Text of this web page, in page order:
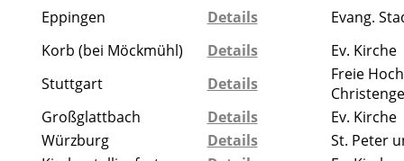
Eppingen Details
Evang.
Korb (bei Möckmühl)
Details
Ev. Kirche
Stuttgart
Details
Freie
Großglattbach
Details
Ev. Kirche
Würzburg
Details
St. Peter